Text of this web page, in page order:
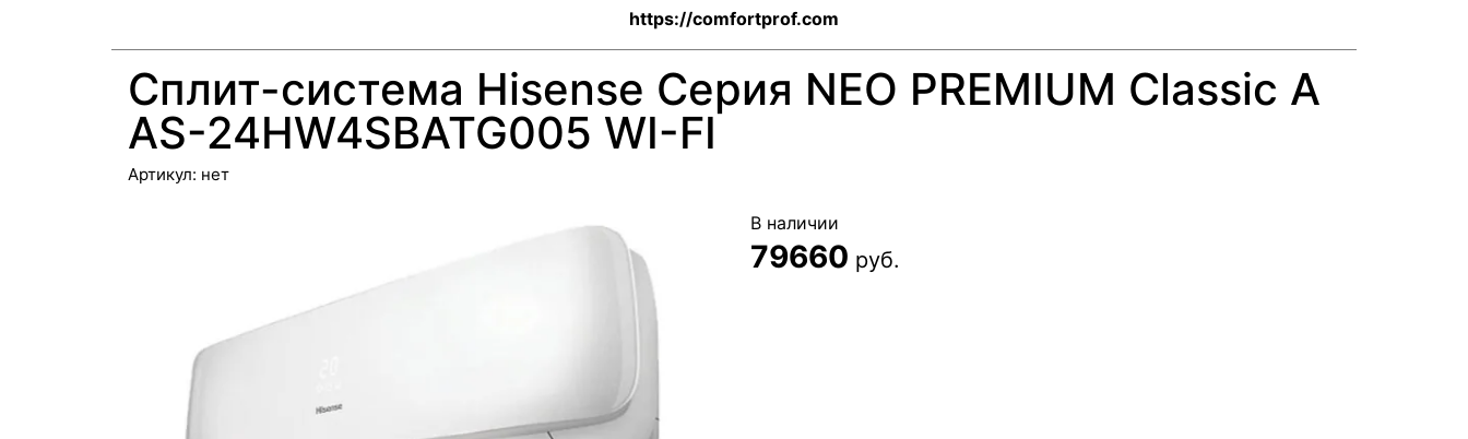
https://comfortprof.com
Сплит-система Hisense Серия NEO PREMIUM Classic A
AS-24HW4SBATG005 WI-FI
Артикул: нет
В наличии
79660 руб.